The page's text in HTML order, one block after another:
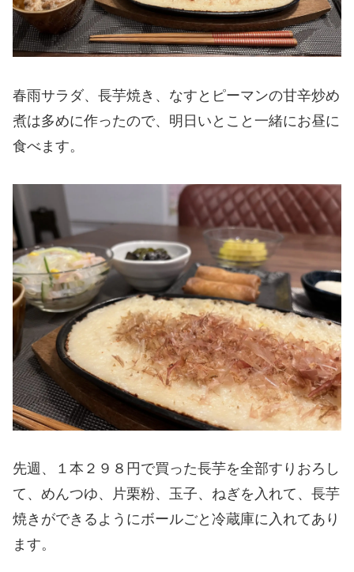
春雨サラダ、長芋焼き、なすとピーマンの甘辛炒め
煮は多めに作ったので、明日いとこと一緒にお昼に
食べます。
先週、１本２９８円で買った長芋を全部すりおろし
て、めんつゆ、片栗粉、玉子、ねぎを入れて、長芋
焼きができるようにボールごと冷蔵庫に入れてあり
ます。